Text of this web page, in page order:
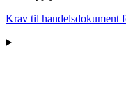
Krav til handelsdokument